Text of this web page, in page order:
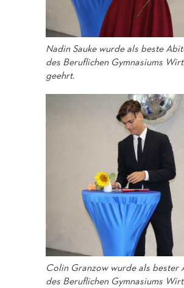
Nadin Sauke wurde als beste
des Beruflichen Gymnasiums
geehrt.
Colin Granzow wurde als bester
des Beruflichen Gymnasiums